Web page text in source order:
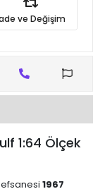
ve Değişim
1:64 Ölçek
1967